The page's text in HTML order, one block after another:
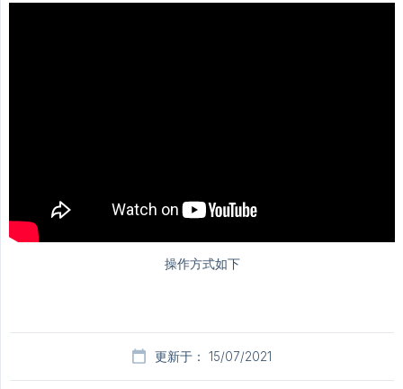
更新于： 15/07/2021